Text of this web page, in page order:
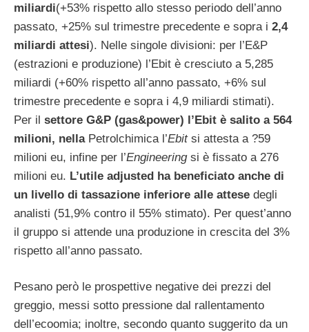
miliardi(+53% rispetto allo stesso periodo dell’anno
passato, +25% sul trimestre precedente e sopra i 2,4
miliardi attesi). Nelle singole divisioni: per l’E&P
(estrazioni e produzione) l’Ebit è cresciuto a 5,285
miliardi (+60% rispetto all’anno passato, +6% sul
trimestre precedente e sopra i 4,9 miliardi stimati).
Per il settore G&P (gas&power) l’Ebit è salito a 564
milioni, nellaPetrolchimica l’Ebitsi attesta a ?59
milioni eu, infine per l’Engineeringsi è fissato a 276
milioni eu. L’utile adjusted ha beneficiato anche di
un livello di tassazione inferiore alle attese degli
analisti (51,9% contro il 55% stimato). Per quest’anno
il gruppo si attende una produzione in crescita del 3%
rispetto all’anno passato.
Pesano però le prospettive negative dei prezzi del
greggio, messi sotto pressione dal rallentamento
dell’ecoomia; inoltre, secondo quanto suggerito da un